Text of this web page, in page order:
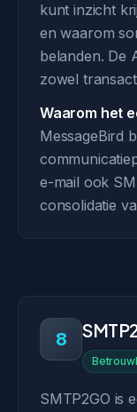
kunt inzicht
en waarom
belanden. De
zowel
Waarom het
MessageBird
e-mail ook
consolidatie
8
SMTP2GO is